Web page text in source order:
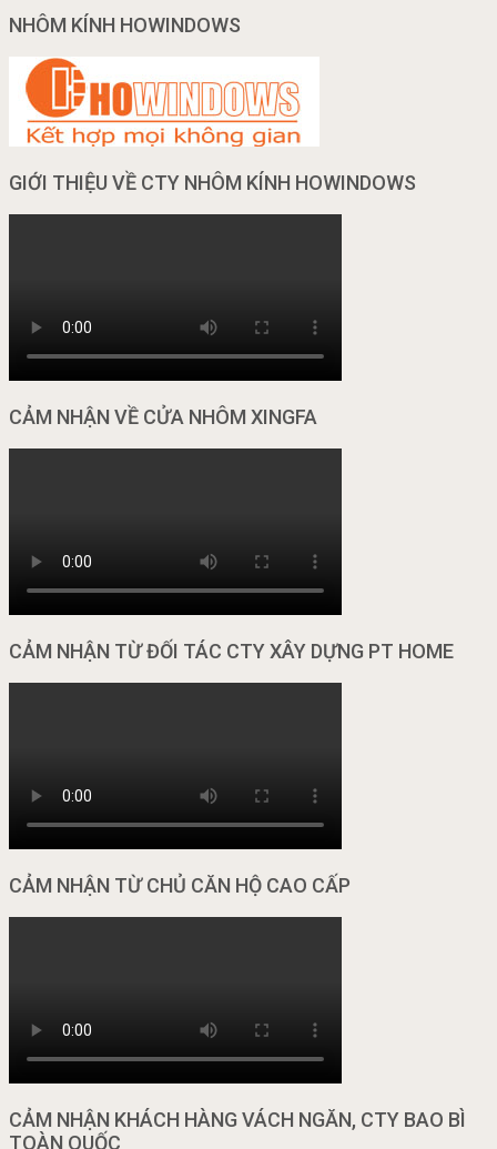
NHÔM KÍNH HOWINDOWS
GIỚI THIỆU VỀ CTY NHÔM KÍNH HOWINDOWS
CẢM NHẬN VỀ CỬA NHÔM XINGFA
CẢM NHẬN TỪ ĐỐI TÁC CTY XÂY DỰNG PT HOME
CẢM NHẬN TỪ CHỦ CĂN HỘ CAO CẤP
CẢM NHẬN KHÁCH HÀNG VÁCH NGĂN, CTY BAO BÌ
TOÀN QUỐC